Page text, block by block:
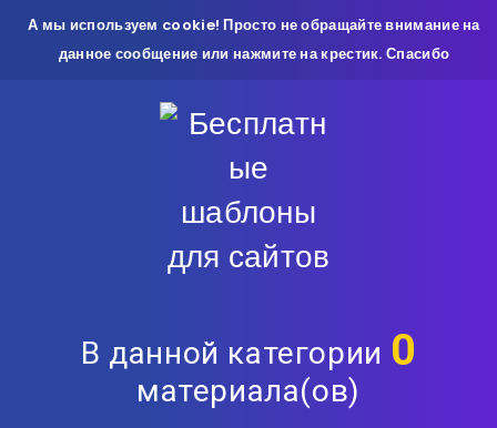
А мы используем cookie! Просто не обращайте внимание на
данное сообщение или нажмите на крестик. Спасибо
В данной категории 0
материала(ов)